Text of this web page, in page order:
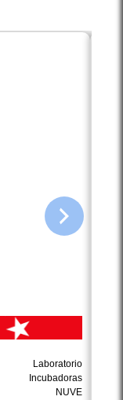
Laboratorio
Incubadoras
NUVE